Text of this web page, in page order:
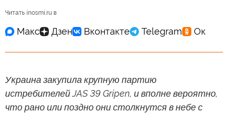
Читать inosmi.ru в
Украина закупила крупную партию
истребителей JAS 39 Gripen, и вполне вероятно,
что рано или поздно они столкнутся в небе с